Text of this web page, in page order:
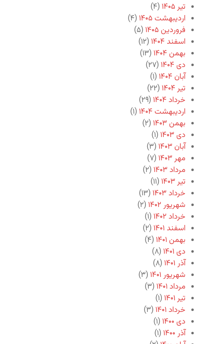
تیر ۱۴۰۵
(۴)
اردیبهشت ۱۴۰۵
(۴)
فروردین ۱۴۰۵
(۵)
اسفند ۱۴۰۴
(۱۲)
بهمن ۱۴۰۴
(۱۳)
دی ۱۴۰۴
(۲۷)
آبان ۱۴۰۴
(۱)
تیر ۱۴۰۴
(۲۲)
خرداد ۱۴۰۴
(۲۹)
اردیبهشت ۱۴۰۴
(۱)
بهمن ۱۴۰۳
(۲)
دی ۱۴۰۳
(۱)
آبان ۱۴۰۳
(۳)
مهر ۱۴۰۳
(۷)
مرداد ۱۴۰۳
(۲)
تیر ۱۴۰۳
(۱۱)
خرداد ۱۴۰۳
(۱۳)
شهریور ۱۴۰۲
(۲)
خرداد ۱۴۰۲
(۱)
اسفند ۱۴۰۱
(۲)
بهمن ۱۴۰۱
(۴)
دی ۱۴۰۱
(۸)
آذر ۱۴۰۱
(۸)
شهریور ۱۴۰۱
(۳)
مرداد ۱۴۰۱
(۳)
تیر ۱۴۰۱
(۱)
خرداد ۱۴۰۱
(۳)
دی ۱۴۰۰
(۱)
آذر ۱۴۰۰
(۱)